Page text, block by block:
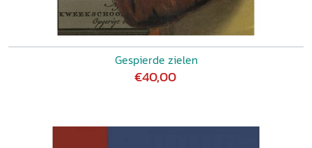
Gespierde zielen
€40,00